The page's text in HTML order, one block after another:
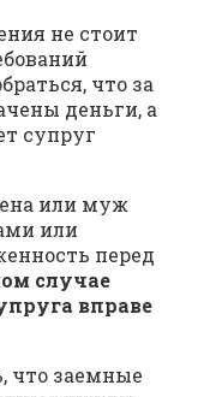
не стоит
что за
деньги, а
супруг
или муж
или
перед
случае
вправе
что заемные